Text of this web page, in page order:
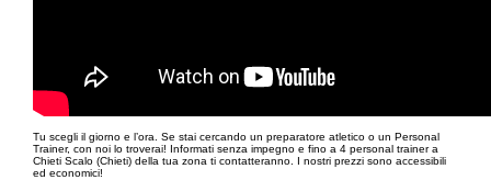
Tu scegli il giorno e l’ora. Se stai cercando un preparatore atletico o un Personal
Trainer, con noi lo troverai! Informati senza impegno e fino a 4 personal trainer a
Chieti Scalo (Chieti) della tua zona ti contatteranno. I nostri prezzi sono accessibili
ed economici!